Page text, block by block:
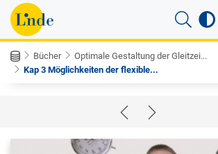
Bücher
Optimale Gestaltung der Gleitzei...
Kap 3 Möglichkeiten der flexible...